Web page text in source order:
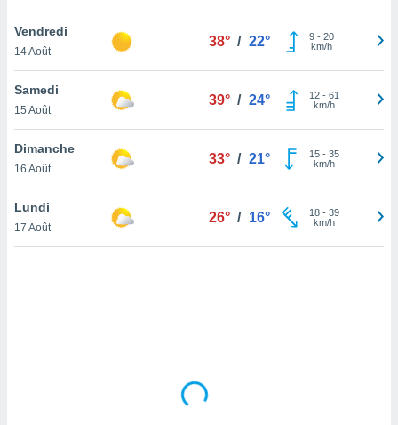
la
du
en
de
Vendredi
14 Août
38° / 22° 9- 20
km/h
Samedi
15 Août
39° / 24° 12- 61
km/h
Dimanche
16 Août
33° / 21° 15- 35
km/h
Lundi
17 Août
26° / 16° 18- 39
km/h